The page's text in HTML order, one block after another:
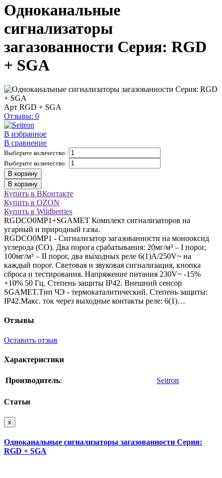
Одноканальные
сигнализаторы
загазованности Серия: RGD
+ SGA
Арт RGD + SGA
Отзывы: 0
В избранное
В сравнение
Выберите количество:
Выберите количество:
В корзину
В корзину
Купить в ВКонтакте
Купить в OZON
Купить в Wildberries
RGDCO0MP1+SGAMET Комплект сигнализаторов на
угарный и природный газы.
RGDCO0MP1 - Cигнализатор загазованности на монооксид
углерода (СО). Два порога срабатывания: 20мг/м³ – I порог,
100мг/м³ – II порог, два выходных реле 6(1)А/250V~ на
каждый порог. Световая и звуковая сигнализация, кнопка
сброса и тестирования. Напряжение питания 230V~ -15%
+10% 50 Гц. Степень защиты IP42. Внешний сенсор
SGAMET.Тип ЧЭ - термокаталитический. Степень защиты:
IP42.Макс. ток через выходные контакты реле: 6(1)…
Отзывы
Оставить отзыв
Характеристики
Производитель: Seitron
Статьи
x
Одноканальные сигнализаторы загазованности Серия:
RGD + SGA